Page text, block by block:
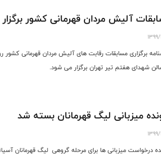
آلیش مردان قهرمانی کشور
شهدای هفتم تیر تهران برگزار می شود.
میزبانی لیگ قهرمانان بسته شد